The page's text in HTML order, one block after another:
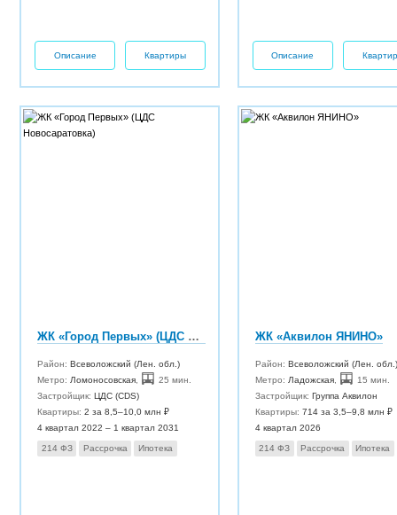
Описание Квартиры Описание
ЖК «Город Первых» (ЦДС Новосаратовка)
Район:Всеволожский (Лен. обл.)
Метро: Ломоносовская
25 мин.
Застройщик:ЦДС (CDS)
Квартиры:2 за 8,5–10,0 млн ₽
4 квартал 2022 – 1 квартал 2031
214 ФЗ Рассрочка Ипотека
ЖК «Аквилон ЯНИНО»
Район: Всеволожский (Лен. обл.)
Метро: Ладожская,
15 мин.
Застройщик: Группа Аквилон
Квартиры: 714 за 3,5–9,8 млн ₽
4 квартал 2026
214 ФЗ Рассрочка Ипотека